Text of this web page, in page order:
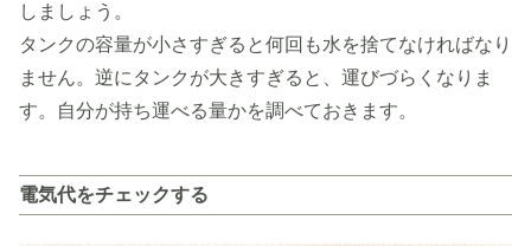
しましょう。
タンクの容量が小さすぎると何回も水を捨てなければなり
ません。逆にタンクが大きすぎると、運びづらくなりま
す。自分が持ち運べる量かを調べておきます。
電気代をチェックする